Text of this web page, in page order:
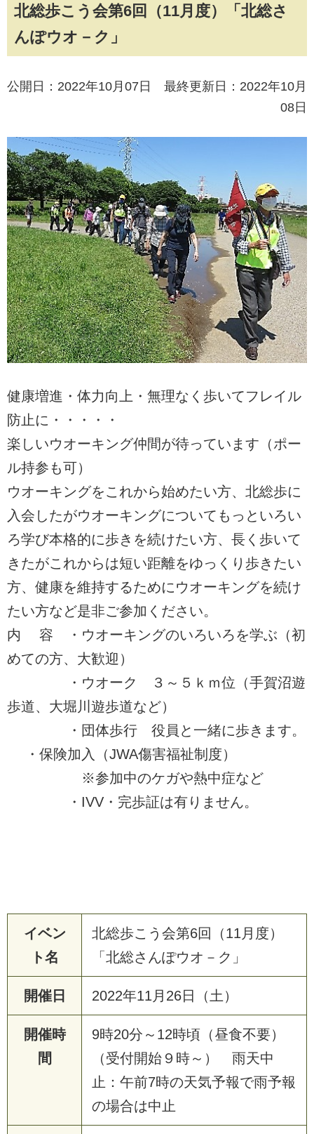
北総歩こう会第6回（11月度）「北総さ
んぽウオ－ク」
公開日：2022年10月07日 最終更新日：2022年10月
08日
健康増進・体力向上・無理なく歩いてフレイル
防止に・・・・・
楽しいウオーキング仲間が待っています（ポー
ル持参も可）
ウオーキングをこれから始めたい方、北総歩に
入会したがウオーキングについてもっといろい
ろ学び本格的に歩きを続けたい方、長く歩いて
きたがこれからは短い距離をゆっくり歩きたい
方、健康を維持するためにウオーキングを続け
たい方など是非ご参加ください。
内 容 ・ウオーキングのいろいろを学ぶ（初
めての方、大歓迎）
・ウオーク ３～５ｋｍ位（手賀沼遊
歩道、大堀川遊歩道など）
・団体歩行 役員と一緒に歩きます。
・保険加入（JWA傷害福祉制度）
※参加中のケガや熱中症など
・IVV・完歩証は有りません。
イベン
ト名
北総歩こう会第6回（11月度）
「北総さんぽウオ－ク」
開催日 2022年11月26日（土）
開催時
間
9時20分～12時頃（昼食不要）
（受付開始９時～） 雨天中
止：午前7時の天気予報で雨予報
の場合は中止